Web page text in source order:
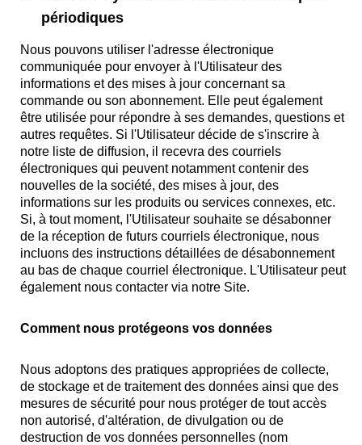
périodiques
Nous pouvons utiliser l'adresse électronique
communiquée pour envoyer à l'Utilisateur des
informations et des mises à jour concernant sa
commande ou son abonnement. Elle peut également
être utilisée pour répondre à ses demandes, questions et
autres requêtes. Si l'Utilisateur décide de s'inscrire à
notre liste de diffusion, il recevra des courriels
électroniques qui peuvent notamment contenir des
nouvelles de la société, des mises à jour, des
informations sur les produits ou services connexes, etc.
Si, à tout moment, l'Utilisateur souhaite se désabonner
de la réception de futurs courriels électronique, nous
incluons des instructions détaillées de désabonnement
au bas de chaque courriel électronique. L'Utilisateur peut
également nous contacter via notre Site.
Comment nous protégeons vos données
Nous adoptons des pratiques appropriées de collecte,
de stockage et de traitement des données ainsi que des
mesures de sécurité pour nous protéger de tout accès
non autorisé, d'altération, de divulgation ou de
destruction de vos données personnelles (nom